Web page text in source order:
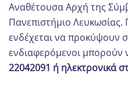
Αναθέτουσα Αρχή της
Πανεπιστήμιο
ενδέχεται να προκύψουν
ενδιαφερόμενοι μπορούν
22042091 ή ηλεκτρονικά